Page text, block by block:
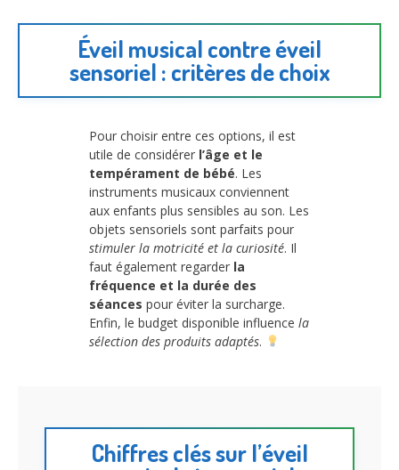
Éveil musical contre éveil
sensoriel : critères de choix
Pour choisir entre ces options, il est
utile de considérer l’âge et le
tempérament de bébé. Les
instruments musicaux conviennent
aux enfants plus sensibles au son. Les
objets sensoriels sont parfaits pour
stimuler la motricité et la curiosité. Il
faut également regarder la
fréquence et la durée des
séances pour éviter la surcharge.
Enfin, le budget disponible influence la
sélection des produits adaptés.
Chiffres clés sur l’éveil